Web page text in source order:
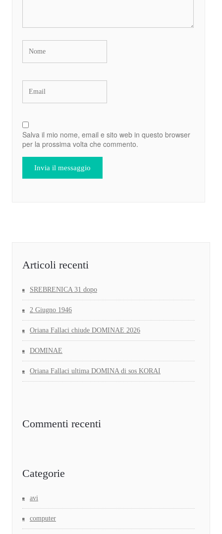
Salva il mio nome, email e sito web in questo browser
per la prossima volta che commento.
Articoli recenti
SREBRENICA 31 dopo
2 Giugno 1946
Oriana Fallaci chiude DOMINAE 2026
DOMINAE
Oriana Fallaci ultima DOMINA di sos KORAI
Commenti recenti
Categorie
avi
computer